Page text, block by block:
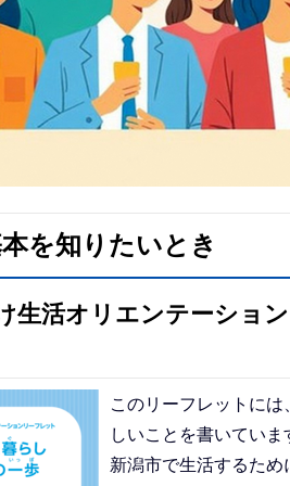
を知りたいとき
生活オリエンテーショ
このリーフレットに
しいことを書いていま
新潟市で生活するた